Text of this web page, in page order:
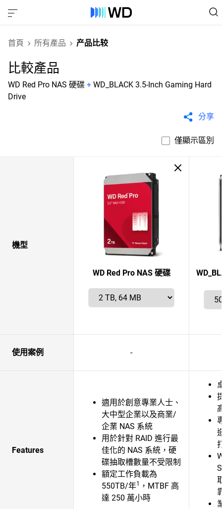
首頁 所有產品 产品比较
比較產品
WD Red Pro NAS 硬碟 + WD_BLACK 3.5-Inch Gaming Hard
Drive
分享
僅顯示區別
機型
WD Red Pro NAS 硬碟
使用案例 -
Features
適用於創意專業人士、
大中型企業以及商業/
企業 NAS 系統
用於針對 RAID 進行最
佳化的 NAS 系統，硬
碟抽取槽數量不受限制
額定工作負載為
550TB/年1 ，MTBF 高
達 250 萬小時